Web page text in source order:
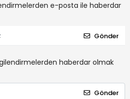
e-posta ile haberdar
Gönder
haberdar olmak
Gönder